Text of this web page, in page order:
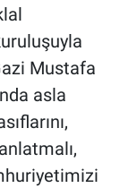
Mustafa
asla